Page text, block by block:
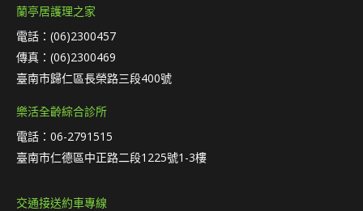
蘭亭居護理之家
電話：(06)2300457
傳真：(06)2300469
臺南市歸仁區長榮路三段400號
樂活全齡綜合診所
電話：06-2791515
臺南市仁德區中正路二段1225號1-3樓
交通接送約車專線